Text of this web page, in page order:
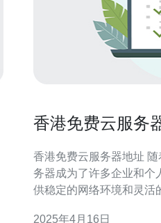
香港免费云服务
香港免费云服务器地址 随着云计算技术的不断发展，云服
务器成为了许多企业和个
供稳定的网络环境和灵活
2025年4月16日